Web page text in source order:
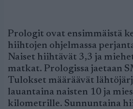
Prologit ovat ensimmäistä
hiihtojen ohjelmassa
Naiset hiihtävät 3,3 ja
matkat. Prologissa jaetaan
Tulokset määräävät
lauantaina naisten 10 ja
kilometrille. Sunnuntaina